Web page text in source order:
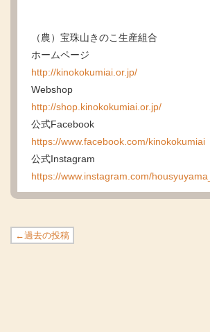
（農）宝珠山きのこ生産組合
ホームページ
http://kinokokumiai.or.jp/
Webshop
http://shop.kinokokumiai.or.jp/
公式Facebook
https://www.facebook.com/kinokokumiai
公式Instagram
https://www.instagram.com/
←過去の投稿